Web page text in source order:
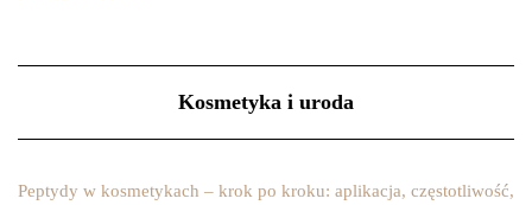
Kosmetyka i uroda
Peptydy w kosmetykach – krok po kroku: aplikacja, częstotliwość,